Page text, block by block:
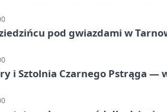
pod gwiazdami w
i Sztolnia Czarnego Pstrąga —